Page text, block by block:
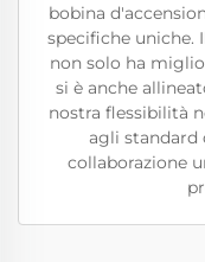
bobina
specifiche
non solo ha
si è anche
nostra flessibilità
agli standard
collaborazione